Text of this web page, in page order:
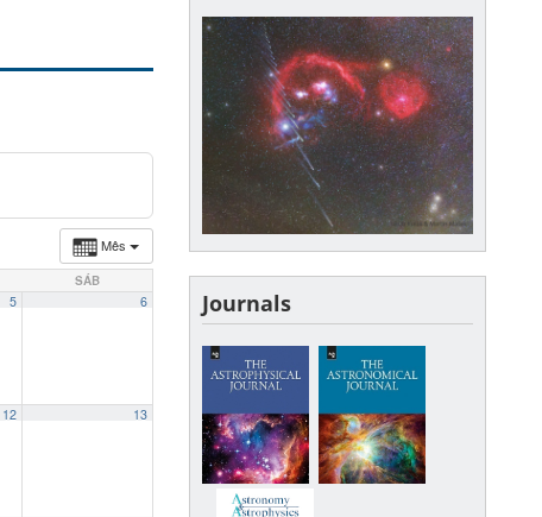
Mês
SÁB
5 6
12 13
Journals